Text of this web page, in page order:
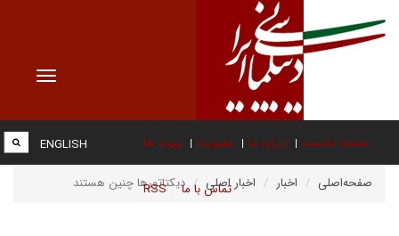
Toggle
صفحه نخست درباره ما عضویت پیوند ها
تماس با ما RSS
ENGLISH
صفحه‌اصلی اخبار اخبار اصلی دیکتاتورها چنین هستند